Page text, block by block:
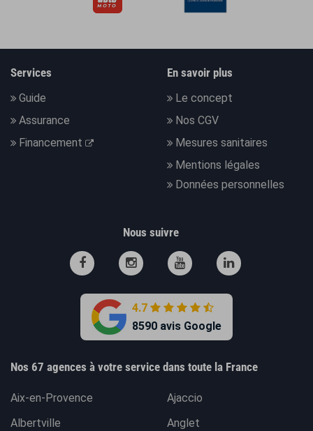
Services
Guide
Assurance
Financement
En savoir plus
Le concept
Nos CGV
Mesures sanitaires
Mentions légales
Données personnelles
Nous suivre
4.7
8590 avis Google
Nos 67 agences à votre service dans toute la France
Aix-en-Provence
Ajaccio
Albertville
Anglet